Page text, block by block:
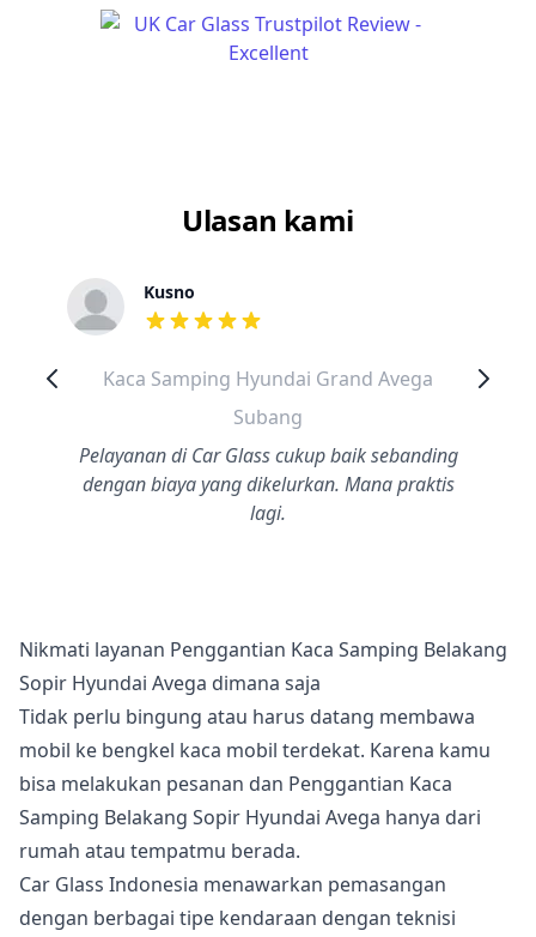
Ulasan kami
Kusno
dari ulasan adalah bintang lima
Kaca Samping Hyundai Grand Avega
Subang
Pelayanan di Car Glass cukup baik sebanding
dengan biaya yang dikelurkan. Mana praktis
lagi.
Nikmati layanan Penggantian Kaca Samping Belakang
Sopir Hyundai Avega dimana saja
Tidak perlu bingung atau harus datang membawa
mobil ke bengkel kaca mobil terdekat. Karena kamu
bisa melakukan pesanan dan Penggantian Kaca
Samping Belakang Sopir Hyundai Avega hanya dari
rumah atau tempatmu berada.
Car Glass Indonesia menawarkan pemasangan
dengan berbagai tipe kendaraan dengan teknisi